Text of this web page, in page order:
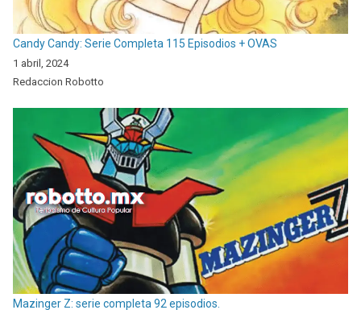
Candy Candy: Serie Completa 115 Episodios + OVAS
1 abril, 2024
Redaccion Robotto
Mazinger Z: serie completa 92 episodios.